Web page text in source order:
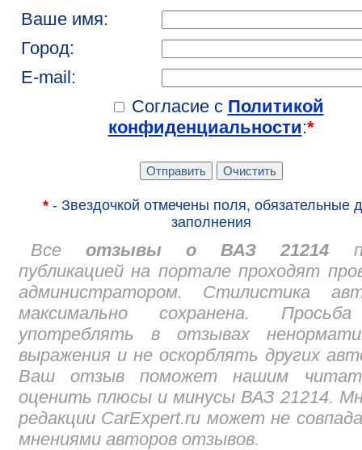
Ваше имя:
Город:
E-mail:
Согласие с Политикой
конфиденциальности:*
*- Звездочкой отмечены поля, обязательные
заполнения
Все отзывы о ВАЗ 21214
публикацией на портале проходят
администратором. Стилистика
максимально сохранена.
употреблять в отзывах
выражения и не оскорблять других
Ваш отзыв поможет нашим
оценить плюсы и минусы ВАЗ 21214.
редакции CarExpert.ru может не
мнениями авторов отзывов.